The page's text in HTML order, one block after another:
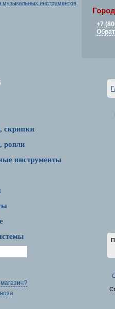
+7
скрипки
рояли
инструменты